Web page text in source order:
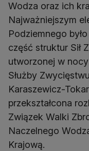
Wodza oraz ich
Najważniejszym
Podziemnego
część struktur Sił
utworzonej w
Służby
Karaszewicz-
przekształcona
Związek Walki
Naczelnego
Krajową.